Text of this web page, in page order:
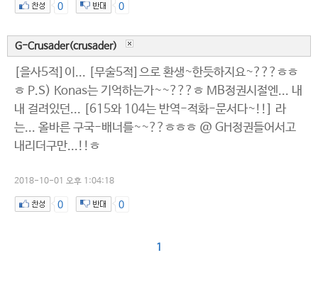
0 0
G-Crusader(crusader)
[을사5적]이... [무술5적]으로 환생~한듯하지요~???ㅎㅎ
ㅎ P.S) Konas는 기억하는가~~???ㅎ MB정권시절엔... 내
내 걸려있던... [615와 104는 반역-적화-문서다~!!] 라
는... 올바른 구국-배너를~~??ㅎㅎㅎ @ GH정권들어서고
내리더구만...!!ㅎ
2018-10-01 오후 1:04:18
0 0
1